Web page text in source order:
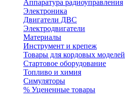
Аппаратура радиоуправления
Электроника
Двигатели ДВС
Электродвигатели
Материалы
Инструмент и крепеж
Товары для кордовых моделей
Стартовое оборудование
Топливо и химия
Симуляторы
% Уцененные товары